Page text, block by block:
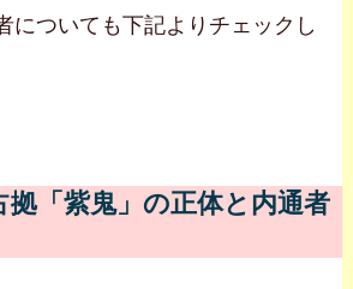
についても下記よりチェックし
拠「紫鬼」の正体と内通者